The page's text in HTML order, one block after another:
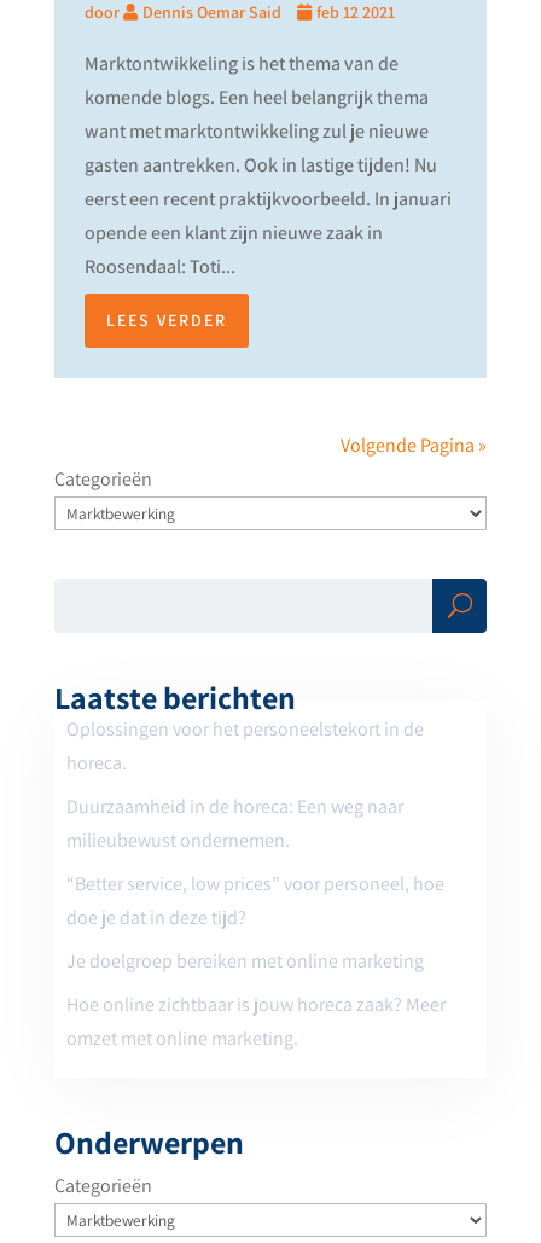
door Dennis Oemar Said feb 12 2021
Marktontwikkeling is het thema van de
komende blogs. Een heel belangrijk thema
want met marktontwikkeling zul je nieuwe
gasten aantrekken. Ook in lastige tijden! Nu
eerst een recent praktijkvoorbeeld. In januari
opende een klant zijn nieuwe zaak in
Roosendaal: Toti...
LEES VERDER
Volgende Pagina »
Categorieën
Zoe
ken
Laatste berichten
Oplossingen voor het personeelstekort in de
horeca.
Duurzaamheid in de horeca: Een weg naar
milieubewust ondernemen.
“Better service, low prices” voor personeel, hoe
doe je dat in deze tijd?
Je doelgroep bereiken met online marketing
Hoe online zichtbaar is jouw horeca zaak? Meer
omzet met online marketing.
Onderwerpen
Categorieën